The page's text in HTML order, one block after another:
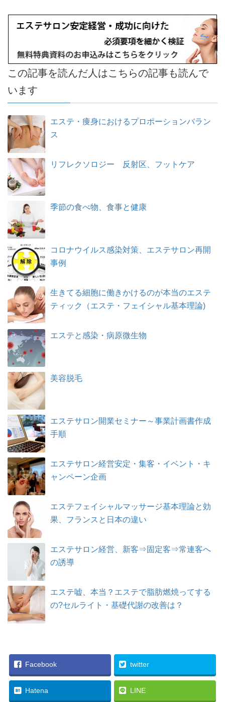
この記事を読んだ人はこちらの記事も読んで
います
エステ・痩身におけるプロポーションバラン
ス
リフレクソロジー 反射区、フットケア
季節の食べ物、食事と健康
コロナウイルス感染対策、エステサロン再開
事例
生きてる細胞に働きかけるのが本当のエステ
ティック（エステ・フェイシャル基本理論)
エステと感染・病原微生物
美容脱毛
エステサロン開業セミナー～事業計画書作成
手順
エステサロン経営安定・集客・イベント・キ
ャンペーン企画
エステフェイシャルマッサージ基本理論と効
果、フランスと日本の違い
エステサロン経営、新客⇒固定客⇒常連客へ
の誘導
エステ嘘、本当？エステで脂肪燃焼ってする
の?セルライト・基礎代謝の改善は？
Facebook twitter
Hatena LINE